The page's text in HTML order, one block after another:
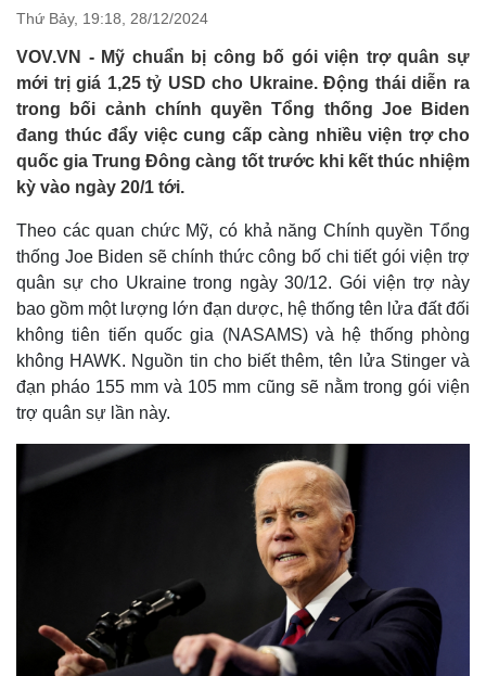
Thứ Bảy, 19:18, 28/12/2024
VOV.VN - Mỹ chuẩn bị công bố gói viện trợ quân sự
mới trị giá 1,25 tỷ USD cho Ukraine. Động thái diễn ra
trong bối cảnh chính quyền Tổng thống Joe Biden
đang thúc đẩy việc cung cấp càng nhiều viện trợ cho
quốc gia Trung Đông càng tốt trước khi kết thúc nhiệm
kỳ vào ngày 20/1 tới.
Theo các quan chức Mỹ, có khả năng Chính quyền Tổng
thống Joe Biden sẽ chính thức công bố chi tiết gói viện trợ
quân sự cho Ukraine trong ngày 30/12. Gói viện trợ này
bao gồm một lượng lớn đạn dược, hệ thống tên lửa đất đối
không tiên tiến quốc gia (NASAMS) và hệ thống phòng
không HAWK. Nguồn tin cho biết thêm, tên lửa Stinger và
đạn pháo 155 mm và 105 mm cũng sẽ nằm trong gói viện
trợ quân sự lần này.